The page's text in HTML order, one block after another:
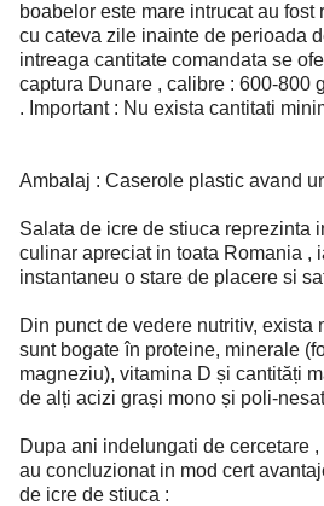
boabelor este mare intrucat au fost
cu cateva zile inainte de perioada
intreaga cantitate comandata se
captura Dunare , calibre : 600-800
. Important : Nu exista cantitati
Ambalaj : Caserole plastic avand
Salata de icre de stiuca reprezinta
culinar apreciat in toata Romania ,
instantaneu o stare de placere si
Din punct de vedere nutritiv, exista
sunt bogate în proteine, minerale
magneziu), vitamina D și cantități
de alți acizi grași mono și poli-
Dupa ani indelungati de cercetare
au concluzionat in mod cert
de icre de stiuca :